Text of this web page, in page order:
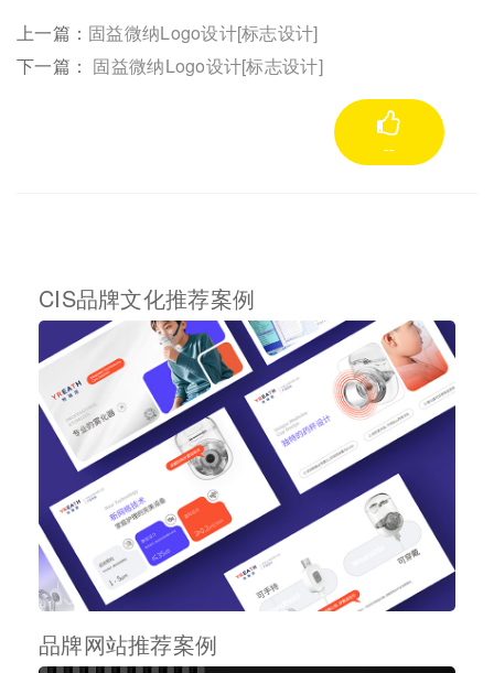
上一篇： 固益微纳Logo设计[标志设计]
下一篇： 固益微纳Logo设计[标志设计]
--
CIS品牌文化推荐案例
品牌网站推荐案例